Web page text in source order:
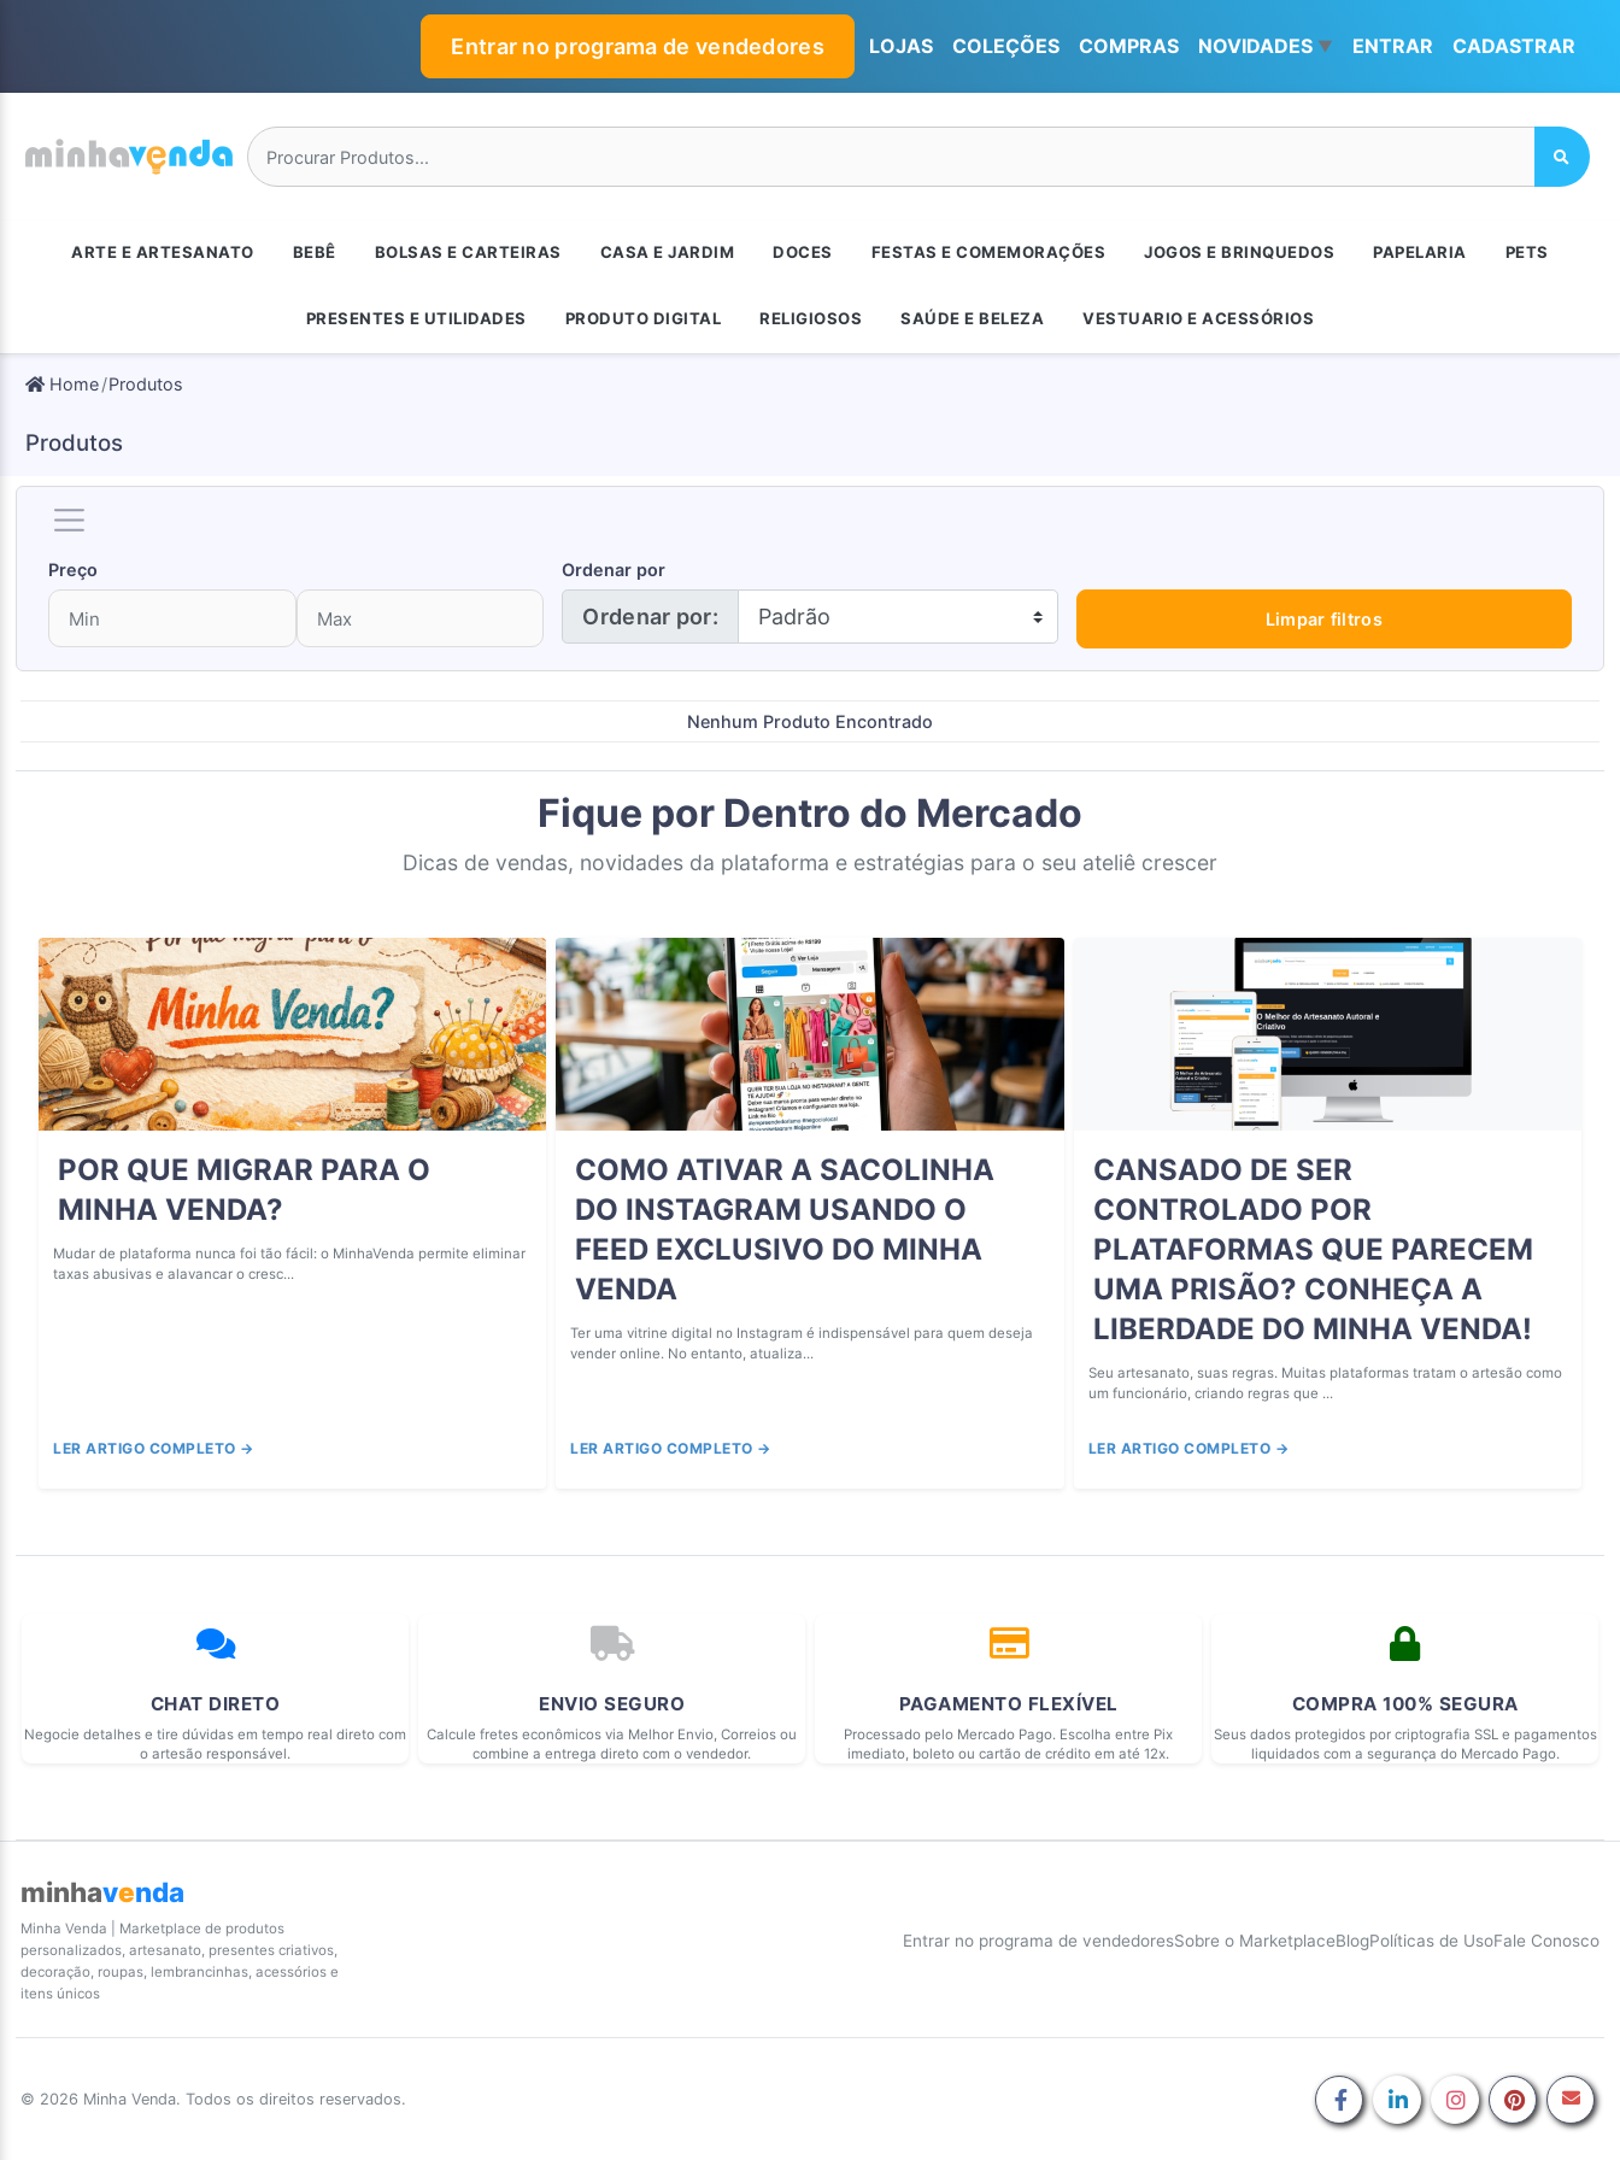
Entrar no programa de vendedores LOJAS COLEÇÕES COMPRAS NOVIDADES ▼ ENTRAR CADASTRAR
ARTE E ARTESANATO BEBÊ BOLSAS E CARTEIRAS CASA E JARDIM DOCES FESTAS E COMEMORAÇÕES JOGOS E BRINQUEDOS PAPELARIA PETS
PRESENTES E UTILIDADES PRODUTO DIGITAL RELIGIOSOS SAÚDE E BELEZA VESTUARIO E ACESSÓRIOS
Home Produtos
Produtos
Preço Ordenar por
Ordenar por: Limpar filtros
Nenhum Produto Encontrado
Fique por Dentro do Mercado
Dicas de vendas, novidades da plataforma e estratégias para o seu ateliê crescer
POR QUE MIGRAR PARA O
MINHA VENDA?
Mudar de plataforma nunca foi tão fácil: o MinhaVenda permite eliminar
taxas abusivas e alavancar o cresc...
LER ARTIGO COMPLETO →
COMO ATIVAR A SACOLINHA
DO INSTAGRAM USANDO O
FEED EXCLUSIVO DO MINHA
VENDA
Ter uma vitrine digital no Instagram é indispensável para quem deseja
vender online. No entanto, atualiza...
LER ARTIGO COMPLETO →
CANSADO DE SER
CONTROLADO POR
PLATAFORMAS QUE PARECEM
UMA PRISÃO? CONHEÇA A
LIBERDADE DO MINHA VENDA!
Seu artesanato, suas regras. Muitas plataformas tratam o artesão como
um funcionário, criando regras que ...
LER ARTIGO COMPLETO →
CHAT DIRETO
Negocie detalhes e tire dúvidas em tempo real direto com
o artesão responsável.
ENVIO SEGURO
Calcule fretes econômicos via Melhor Envio, Correios ou
combine a entrega direto com o vendedor.
PAGAMENTO FLEXÍVEL
Processado pelo Mercado Pago. Escolha entre Pix
imediato, boleto ou cartão de crédito em até 12x.
COMPRA 100% SEGURA
Seus dados protegidos por criptografia SSL e pagamentos
liquidados com a segurança do Mercado Pago.
minhavenda
Minha Venda | Marketplace de produtos
personalizados, artesanato, presentes criativos,
decoração, roupas, lembrancinhas, acessórios e
itens únicos
Entrar no programa de vendedoresSobre o MarketplaceBlogPolíticas de UsoFale Conosco
© 2026 Minha Venda. Todos os direitos reservados.